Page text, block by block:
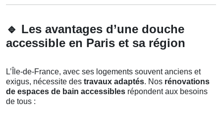
🔹 Les avantages d’une douche
accessible en Paris et sa région
L’Île-de-France, avec ses logements souvent anciens et
exigus, nécessite des travaux adaptés. Nos rénovations
de espaces de bain accessibles répondent aux besoins
de tous :